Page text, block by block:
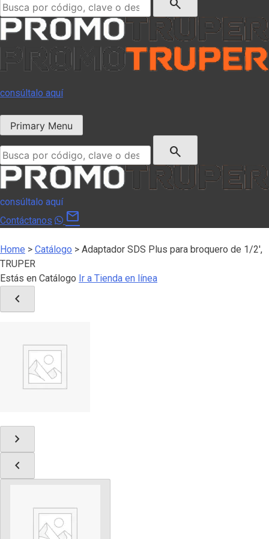
consúltalo aquí
Primary Menu
search
consúltalo aquí
Contáctanos
mail
Home > Catálogo > Adaptador SDS Plus para broquero de 1/2′,
TRUPER
Estás en Catálogo Ir a Tienda en línea
chevron_left
chevron_right
chevron_left